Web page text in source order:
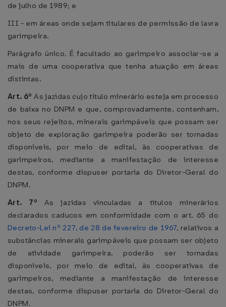
de julho de 1989; e
III - em áreas onde sejam titulares de permissão de lavra
garimpeira.
Parágrafo único. É facultado ao garimpeiro associar-se a
mais de uma cooperativa que tenha atuação em áreas
distintas.
Art. 6ºAs jazidas cujo título minerário esteja em processo
de baixa no DNPM e que, comprovadamente, contenham,
nos seus rejeitos, minerais garimpáveis que possam ser
objeto de exploração garimpeira poderão ser tornadas
disponíveis, por meio de edital, às cooperativas de
garimpeiros, mediante a manifestação de interesse
destas, conforme dispuser portaria do Diretor-Geral do
DNPM.
Art. 7º As jazidas vinculadas a títulos minerários
declarados caducos em conformidade com o art. 65 do
Decreto-Lei nº 227, de 28 de fevereiro de 1967, relativos a
substâncias minerais garimpáveis que possam ser objeto
de atividade garimpeira, poderão ser tornadas
disponíveis, por meio de edital, às cooperativas de
garimpeiros, mediante a manifestação de interesse
destas, conforme dispuser portaria do Diretor-Geral do
DNPM.